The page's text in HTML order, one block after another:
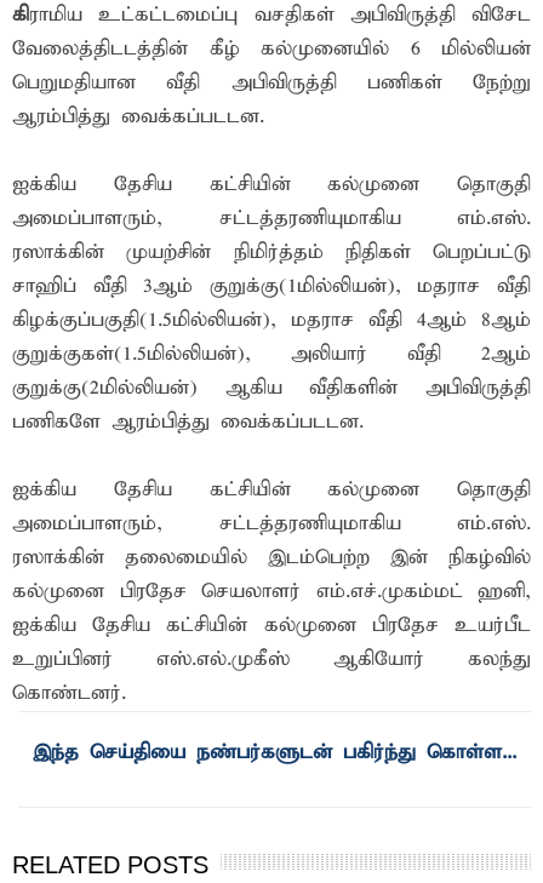
கிராமிய உட்கட்டமைப்பு வசதிகள் அபிவிருத்தி விசேட
வேலைத்திடடத்தின் கீழ் கல்முனையில் 6 மில்லியன்
பெறுமதியான வீதி அபிவிருத்தி பணிகள் நேற்று
ஆரம்பித்து வைக்கப்படடன.
ஐக்கிய தேசிய கட்சியின் கல்முனை தொகுதி
அமைப்பாளரும், சட்டத்தரணியுமாகிய எம்.எஸ்.
ரஸாக்கின் முயற்சின் நிமிர்த்தம் நிதிகள் பெறப்பட்டு
சாஹிப் வீதி 3ஆம் குறுக்கு(1மில்லியன்), மதராச வீதி
கிழக்குப்பகுதி(1.5மில்லியன்), மதராச வீதி 4ஆம் 8ஆம்
குறுக்குகள்(1.5மில்லியன்), அலியார் வீதி 2ஆம்
குறுக்கு(2மில்லியன்) ஆகிய வீதிகளின் அபிவிருத்தி
பணிகளே ஆரம்பித்து வைக்கப்படடன.
ஐக்கிய தேசிய கட்சியின் கல்முனை தொகுதி
அமைப்பாளரும், சட்டத்தரணியுமாகிய எம்.எஸ்.
ரஸாக்கின் தலைமையில் இடம்பெற்ற இன் நிகழ்வில்
கல்முனை பிரதேச செயலாளர் எம்.எச்.முகம்மட் ஹனி,
ஐக்கிய தேசிய கட்சியின் கல்முனை பிரதேச உயர்பீட
உறுப்பினர் எஸ்.எல்.முகீஸ் ஆகியோர் கலந்து
கொண்டனர்.
இந்த செய்தியை நண்பர்களுடன் பகிர்ந்து கொள்ள...
RELATED POSTS